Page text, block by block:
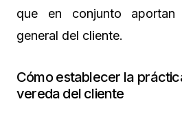
que en conjunto
general del cliente.
Cómo establecer la
vereda del cliente